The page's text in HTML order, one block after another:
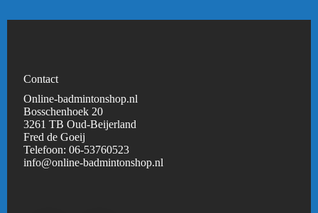
Contact
Online-badmintonshop.nl
Bosschenhoek 20
3261 TB Oud-Beijerland
Fred de Goeij
Telefoon:06-53760523
info@online-badmintonshop.nl